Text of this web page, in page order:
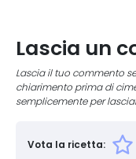
Lascia un
Lascia il tuo commento
chiarimento prima di
semplicemente per
Vota la ricetta: